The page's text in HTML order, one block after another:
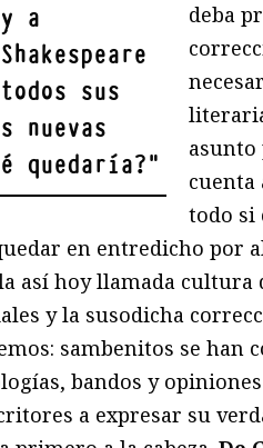
a
sus
nuevas
quedaría?"
deba
asunto
cuenta
todo si
en entredicho por
así hoy llamada cultura
y la susodicha
sambenitos se han
bandos y
a expresar su